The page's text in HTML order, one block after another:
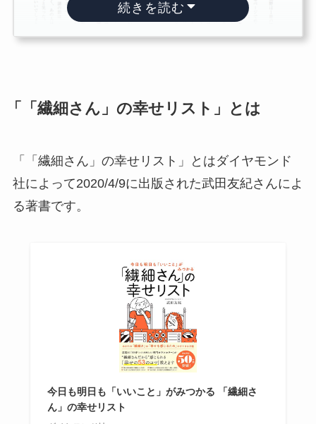
続きを読む
「「繊細さん」の幸せリスト」とは
「「繊細さん」の幸せリスト」とはダイヤモンド
社によって2020/4/9に出版された武田友紀さんによ
る著書です。
今日も明日も「いいこと」がみつかる 「繊細さ
ん」の幸せリスト